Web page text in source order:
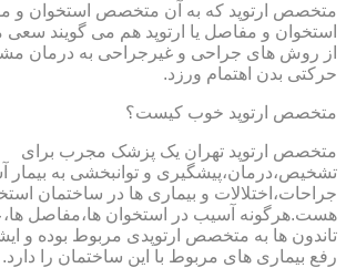
متخصص ارتوپد که به آن متخصص استخوان و
استخوان و مفاصل یا ارتوپد هم می گویند سعی
از روش های جراحی و غیرجراحی به درمان
حرکتی بدن اهتمام ورزد.
متخصص ارتوپد خوب کیست؟
متخصص ارتوپد تهران یک پزشک مجرب برای
تشخیص،درمان،پیشگیری و توانبخشی به بیمار
جراحات،اختلالات و بیماری ها در ساختمان
هست.هرگونه آسیب در استخوان ها،مفاصل
تاندون ها به متخصص ارتوپدی مربوط بوده و
رفع بیماری های مربوط با این ساختمان را دارد.